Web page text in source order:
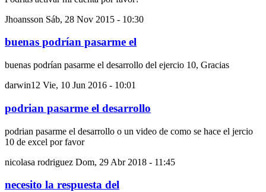
Jhoansson Sáb, 28 Nov 2015 - 10:30
buenas podrían pasarme el
buenas podrían pasarme el desarrollo del ejercio 10, Gracias
darwin12 Vie, 10 Jun 2016 - 10:01
podrian pasarme el desarrollo
podrian pasarme el desarrollo o un video de como se hace el jercio
10 de excel por favor
nicolasa rodriguez Dom, 29 Abr 2018 - 11:45
necesito la respuesta del